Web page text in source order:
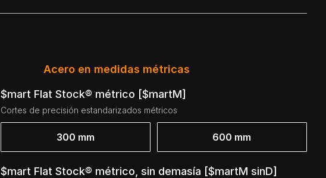
Acero en medidas métricas
$mart Flat Stock® métrico [$martM]
Cortes de precisión estandarizados métricos
300 mm 600 mm
$mart Flat Stock® métrico, sin demasía [$martM sinD]